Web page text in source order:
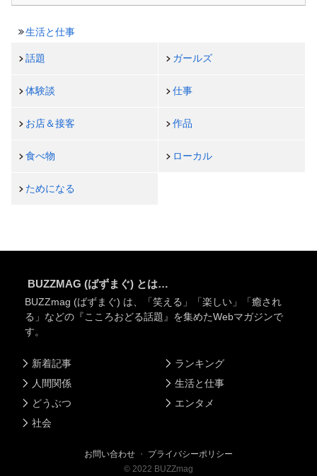
生活と仕事
話題 ガールズ
体験談 仕事
お店＆接客 作品
食べ物 ローカル
ためになる
BUZZMAG (ばずまぐ) とは…
BUZZmag (ばずまぐ) は、「笑える」「楽しい」「癒され
る」などの『こころおどる話題』を集めたWebマガジンで
す。
新着記事
人間関係
どうぶつ
社会
ランキング
生活と仕事
エンタメ
お問い合わせ ・ プライバシーポリシー
© 2022 BUZZmag